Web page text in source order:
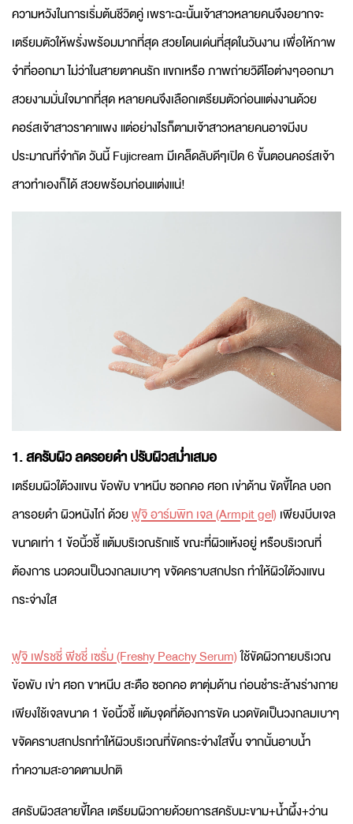
ความหวังในการเริ่มต้นชีวิตคู่ เพราะฉะนั้นเจ้าสาวหลายคนจึงอยากจะ
เตรียมตัวให้พรั่งพร้อมมากที่สุด สวยโดนเด่นที่สุดในวันงาน เพื่อให้ภาพ
จำที่ออกมา ไม่ว่าในสายตาคนรัก แขกเหรือ ภาพถ่ายวิดีโอต่างๆออกมา
สวยงามมั่นใจมากที่สุด หลายคนจึงเลือกเตรียมตัวก่อนแต่งงานด้วย
คอร์สเจ้าสาวราคาแพง แต่อย่างไรก็ตามเจ้าสาวหลายคนอาจมีงบ
ประมาณที่จำกัด วันนี้ Fujicream มีเคล็ดลับดีๆเปิด 6 ขั้นตอนคอร์สเจ้า
สาวทำเองก็ได้ สวยพร้อมก่อนแต่งแน่!
1. สครับผิว ลดรอยดำ ปรับผิวสม่ำเสมอ
เตรียมผิวใต้วงแขน ข้อพับ ขาหนีบ ซอกคอ ศอก เข่าด้าน ขัดขี้ไคล บอก
ลารอยดำ ผิวหนังไก่ ด้วยฟูจิ อาร์มพิท เจล (Armpit gel) เพียงบีบเจล
ขนาดเท่า 1 ข้อนิ้วชี้ แต้มบริเวณรักแร้ ขณะที่ผิวแห้งอยู่ หรือบริเวณที่
ต้องการ นวดวนเป็นวงกลมเบาๆ ขจัดคราบสกปรก ทำให้ผิวใต้วงแขน
กระจ่างใส
ฟูจิ เฟรชชี่ พีชชี่ เซรั่ม (Freshy Peachy Serum)ใช้ขัดผิวกายบริเวณ
ข้อพับ เข่า ศอก ขาหนีบ สะดือ ซอกคอ ตาตุ่มด้าน ก่อนชำระล้างร่างกาย
เพียงใช้เจลขนาด 1 ข้อนิ้วชี้ แต้มจุดที่ต้องการขัด นวดขัดเป็นวงกลมเบาๆ
ขจัดคราบสกปรกทำให้ผิวบริเวณที่ขัดกระจ่างใสขึ้น จากนั้นอาบน้ำ
ทำความสะอาดตามปกติ
สครับผิวสลายขี้ไคล เตรียมผิวกายด้วยการสครับมะขาม+น้ำผึ้ง+ว่าน